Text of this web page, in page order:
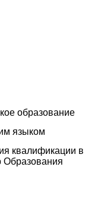
образование
языком
квалификации в
Образования